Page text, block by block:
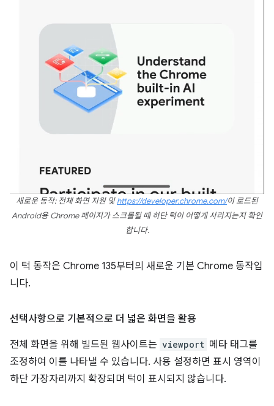
새로운 동작: 전체 화면 지원 및https://developer.chrome.com/이 로드된
Android용 Chrome 페이지가 스크롤될 때 하단 턱이 어떻게 사라지는지 확인
합니다.
이 턱 동작은 Chrome 135부터의 새로운 기본 Chrome 동작입
니다.
선택사항으로 기본적으로 더 넓은 화면을 활용
전체 화면을 위해 빌드된 웹사이트는 viewport 메타 태그를
조정하여 이를 나타낼 수 있습니다. 사용 설정하면 표시 영역이
하단 가장자리까지 확장되며 턱이 표시되지 않습니다.